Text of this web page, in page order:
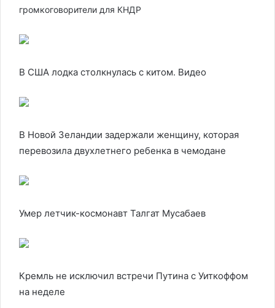
громкоговорители для КНДР
В США лодка столкнулась с китом. Видео
В Новой Зеландии задержали женщину, которая
перевозила двухлетнего ребенка в чемодане
Умер летчик-космонавт Талгат Мусабаев
Кремль не исключил встречи Путина с Уиткоффом
на неделе